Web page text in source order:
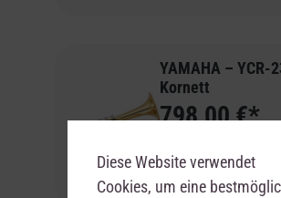
YAMAHA – YCR-
Kornett
798,00 €*
Artikel-Nr:0003900
Wird für Sie
Diese Website verwendet
Cookies, um eine